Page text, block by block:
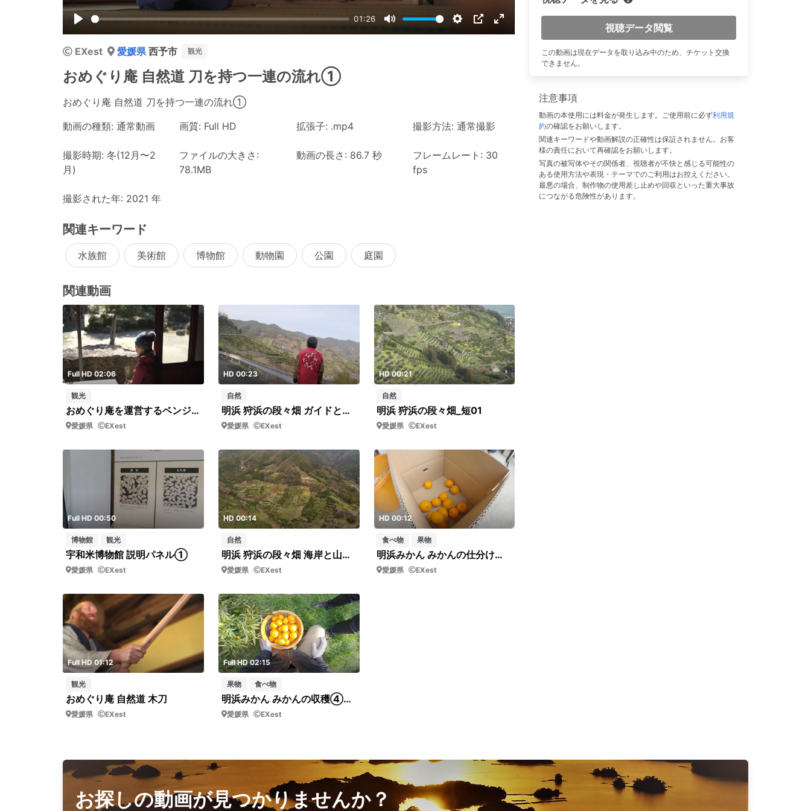
Play
01:26
Mute Settings
PIP Enter
fullscreen
EXest 愛媛県西予市 観光
おめぐり庵 自然道 刀を持つ一連の流れ①
おめぐり庵 自然道 刀を持つ一連の流れ①
動画の種類: 通常動画
画質: Full HD 拡張子: .mp4 撮影方法: 通常撮影
撮影時期: 冬(12月〜2
月)
ファイルの大きさ:
78.1MB
動画の長さ: 86.7 秒
フレームレート: 30
fps
撮影された年: 2021 年
関連キーワード
水族館 美術館 博物館 動物園 公園 庭園
関連動画
Full HD 02:06
観光
おめぐり庵を運営するベンジャミンさんと昌美さんの会話
愛媛県 EXest
HD 00:23
自然
明浜 狩浜の段々畑 ガイドと全景_短03
愛媛県 EXest
HD 00:21
自然
明浜 狩浜の段々畑_短01
愛媛県 EXest
Full HD 00:50
博物館 観光
宇和米博物館 説明パネル①
愛媛県 EXest
HD 00:14
自然
明浜 狩浜の段々畑 海岸と山④_短03
愛媛県 EXest
HD 00:12
食べ物 果物
明浜みかん みかんの仕分け②_短02
愛媛県 EXest
Full HD 01:12
観光
おめぐり庵 自然道 木刀
愛媛県 EXest
Full HD 02:15
果物 食べ物
明浜みかん みかんの収穫④（収穫者目線）
愛媛県 EXest
視聴データ閲覧
この動画は現在データを取り込み中のため、チケット交換
できません。
注意事項
動画の本使用には料金が発生します。ご使用前に必ず利用規
約の確認をお願いします。
関連キーワードや動画解説の正確性は保証されません。お客
様の責任において再確認をお願いします。
写真の被写体やその関係者、視聴者が不快と感じる可能性の
ある使用方法や表現・テーマでのご利用はお控えください。
最悪の場合、制作物の使用差し止めや回収といった重大事故
につながる危険性があります。
お探しの動画が見つかりませんか？